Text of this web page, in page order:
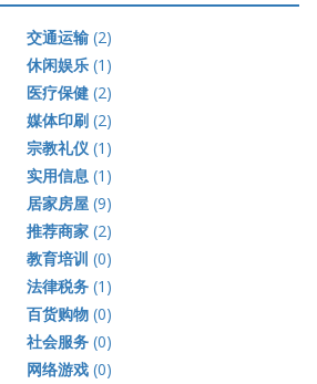
交通运输(2)
休闲娱乐(1)
医疗保健(2)
媒体印刷(2)
宗教礼仪(1)
实用信息(1)
居家房屋(9)
推荐商家(2)
教育培训 (0)
法律税务(1)
百货购物(0)
社会服务(0)
网络游戏(0)